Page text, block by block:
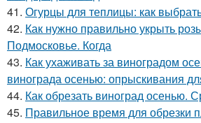
41. Огурцы для теплицы: как
42. Как нужно правильно укрыть
Подмосковье. Когда
43. Как ухаживать за виноградом
винограда осенью: опрыскивания
44. Как обрезать виноград осенью.
45. Правильное время для обрезки